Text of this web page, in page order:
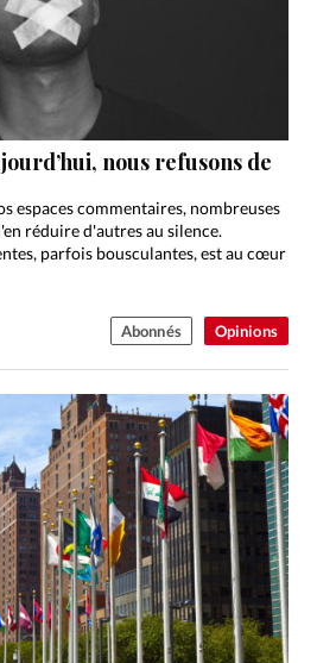
Opinions
nous refusons de
espaces commentaires, nombreuses
réduire d'autres au silence.
parfois bousculantes, est au cœur
Abonnés